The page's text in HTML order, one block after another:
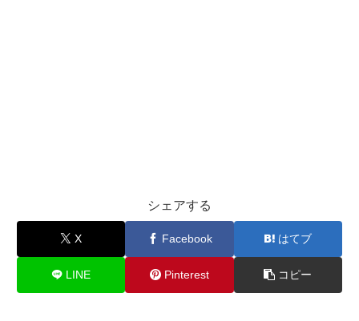
シェアする
X Facebook はてブ
LINE Pinterest コピー